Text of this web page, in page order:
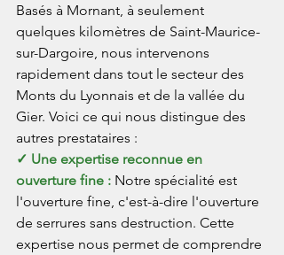
Basés à Mornant, à seulement
quelques kilomètres de Saint-Maurice-
sur-Dargoire, nous intervenons
rapidement dans tout le secteur des
Monts du Lyonnais et de la vallée du
Gier. Voici ce qui nous distingue des
autres prestataires :
✓ Une expertise reconnue en
ouverture fine : Notre spécialité est
l'ouverture fine, c'est-à-dire l'ouverture
de serrures sans destruction. Cette
expertise nous permet de comprendre